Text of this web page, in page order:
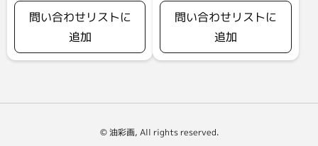
問い合わせリストに
追加
問い合わせリストに
追加
© 油彩画, All rights reserved.